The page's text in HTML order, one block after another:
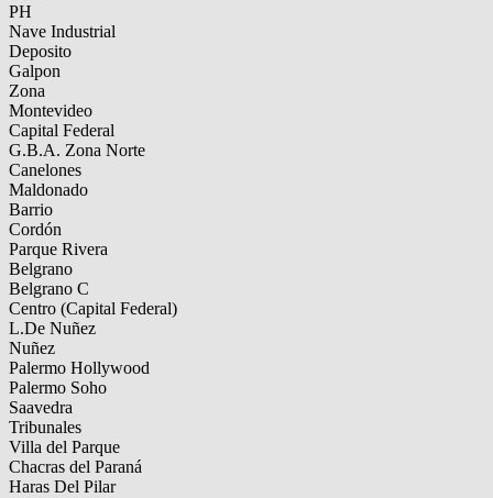
PH
Nave Industrial
Deposito
Galpon
Zona
Montevideo
Capital Federal
G.B.A. Zona Norte
Canelones
Maldonado
Barrio
Cordón
Parque Rivera
Belgrano
Belgrano C
Centro (Capital Federal)
L.De Nuñez
Nuñez
Palermo Hollywood
Palermo Soho
Saavedra
Tribunales
Villa del Parque
Chacras del Paraná
Haras Del Pilar